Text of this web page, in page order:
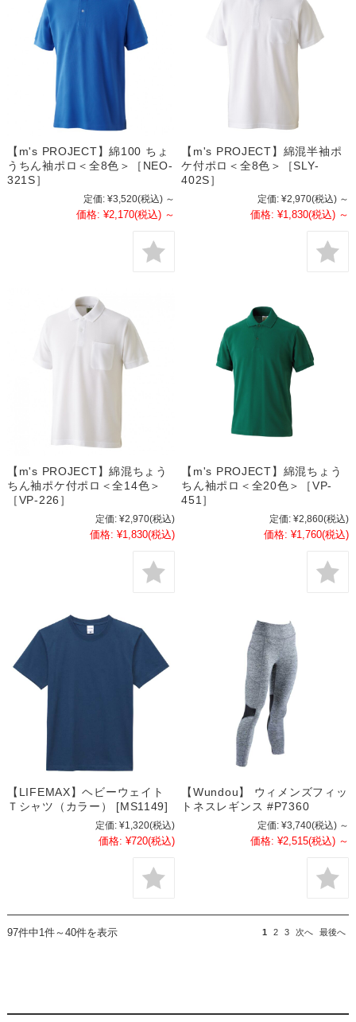
【m's PROJECT】綿100 ちょ
うちん袖ポロ＜全8色＞［NEO-
321S］
定価: ¥3,520(税込) ～
価格: ¥2,170(税込) ～
【m's PROJECT】綿混半袖ポ
ケ付ポロ＜全8色＞［SLY-
402S］
定価: ¥2,970(税込) ～
価格: ¥1,830(税込) ～
【m's PROJECT】綿混ちょう
ちん袖ポケ付ポロ＜全14色＞
［VP-226］
定価: ¥2,970(税込)
価格: ¥1,830(税込)
【m's PROJECT】綿混ちょう
ちん袖ポロ＜全20色＞［VP-
451］
定価: ¥2,860(税込)
価格: ¥1,760(税込)
【LIFEMAX】ヘビーウェイト
Ｔシャツ（カラー） [MS1149]
定価: ¥1,320(税込)
価格: ¥720(税込)
【Wundou】 ウィメンズフィッ
トネスレギンス #P7360
定価: ¥3,740(税込) ～
価格: ¥2,515(税込) ～
97件中1件～40件を表示 1 2 3 次へ 最後へ